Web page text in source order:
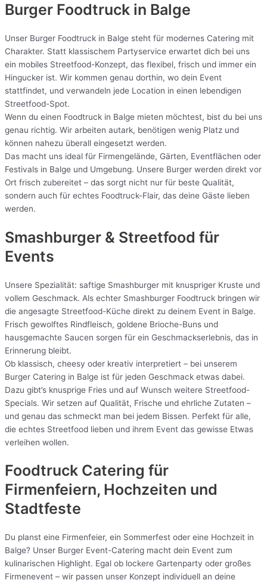
Burger Foodtruck in Balge
Unser Burger Foodtruck in Balge steht für modernes Catering mit
Charakter. Statt klassischem Partyservice erwartet dich bei uns
ein mobiles Streetfood-Konzept, das flexibel, frisch und immer ein
Hingucker ist. Wir kommen genau dorthin, wo dein Event
stattfindet, und verwandeln jede Location in einen lebendigen
Streetfood-Spot.
Wenn du einen Foodtruck in Balge mieten möchtest, bist du bei uns
genau richtig. Wir arbeiten autark, benötigen wenig Platz und
können nahezu überall eingesetzt werden.
Das macht uns ideal für Firmengelände, Gärten, Eventflächen oder
Festivals in Balge und Umgebung. Unsere Burger werden direkt vor
Ort frisch zubereitet – das sorgt nicht nur für beste Qualität,
sondern auch für echtes Foodtruck-Flair, das deine Gäste lieben
werden.
Smashburger & Streetfood für
Events
Unsere Spezialität: saftige Smashburger mit knuspriger Kruste und
vollem Geschmack. Als echter Smashburger Foodtruck bringen wir
die angesagte Streetfood-Küche direkt zu deinem Event in Balge.
Frisch gewolftes Rindfleisch, goldene Brioche-Buns und
hausgemachte Saucen sorgen für ein Geschmackserlebnis, das in
Erinnerung bleibt.
Ob klassisch, cheesy oder kreativ interpretiert – bei unserem
Burger Catering in Balge ist für jeden Geschmack etwas dabei.
Dazu gibt’s knusprige Fries und auf Wunsch weitere Streetfood-
Specials. Wir setzen auf Qualität, Frische und ehrliche Zutaten –
und genau das schmeckt man bei jedem Bissen. Perfekt für alle,
die echtes Streetfood lieben und ihrem Event das gewisse Etwas
verleihen wollen.
Foodtruck Catering für
Firmenfeiern, Hochzeiten und
Stadtfeste
Du planst eine Firmenfeier, ein Sommerfest oder eine Hochzeit in
Balge? Unser Burger Event-Catering macht dein Event zum
kulinarischen Highlight. Egal ob lockere Gartenparty oder großes
Firmenevent – wir passen unser Konzept individuell an deine